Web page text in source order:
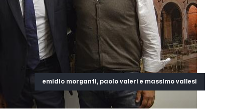
emidio morganti, paolo valeri e massimo vallesi